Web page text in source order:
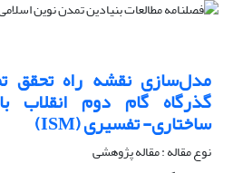
مدل‌سازی نقشه راه تحقق
گذرگاه گام دوم انقلاب
ساختاری- تفسیری (ISM)
نوع مقاله : مقاله پژوهشی